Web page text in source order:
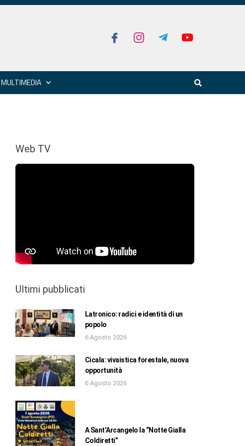
MULTIMEDIA
Web TV
Ultimi pubblicati
Latronico: radici e identità di un
popolo
6 Agosto 2026
Cicala: vivaistica forestale, nuova
opportunità
6 Agosto 2026
A Sant’Arcangelo la “Notte Gialla
Coldiretti”